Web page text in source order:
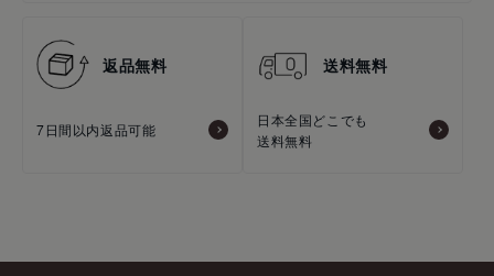
返品無料
7日間以内返品可能
送料無料
日本全国どこでも
送料無料